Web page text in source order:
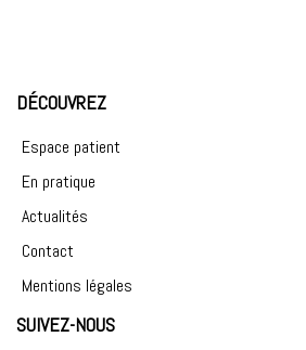
DÉCOUVREZ
Espace patient
En pratique
Actualités
Contact
Mentions légales
SUIVEZ-NOUS